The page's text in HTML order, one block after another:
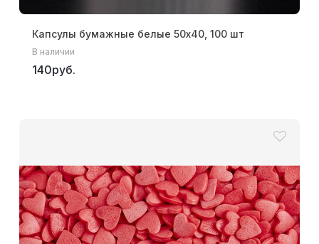
Капсулы бумажные белые 50х40, 100 шт
В наличии
140руб.